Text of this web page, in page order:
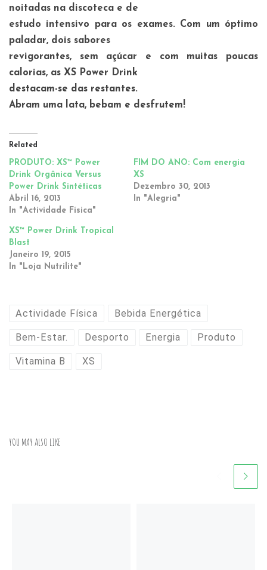
noitadas na discoteca e de
estudo intensivo para os exames. Com um óptimo
paladar, dois sabores
revigorantes, sem açúcar e com muitas poucas
calorias, as XS Power Drink
destacam-se das restantes.
Abram uma lata, bebam e desfrutem!
Related
PRODUTO: XS™ Power
Drink Orgânica Versus
Power Drink Sintéticas
Abril 16, 2013
In "Actividade Física"
FIM DO ANO: Com energia
XS
Dezembro 30, 2013
In "Alegria"
XS™ Power Drink Tropical
Blast
Janeiro 19, 2015
In "Loja Nutrilite"
Actividade Física Bebida Energética
Bem-Estar. Desporto Energia Produto
Vitamina B XS
YOU MAY ALSO LIKE